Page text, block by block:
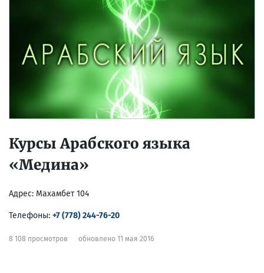
Курсы Арабского языка
«Медина»
Адрес: Махамбет 104
Телефоны: +7 (778) 244-76-20
8 108 просмотров обновлено 11 мая 2016